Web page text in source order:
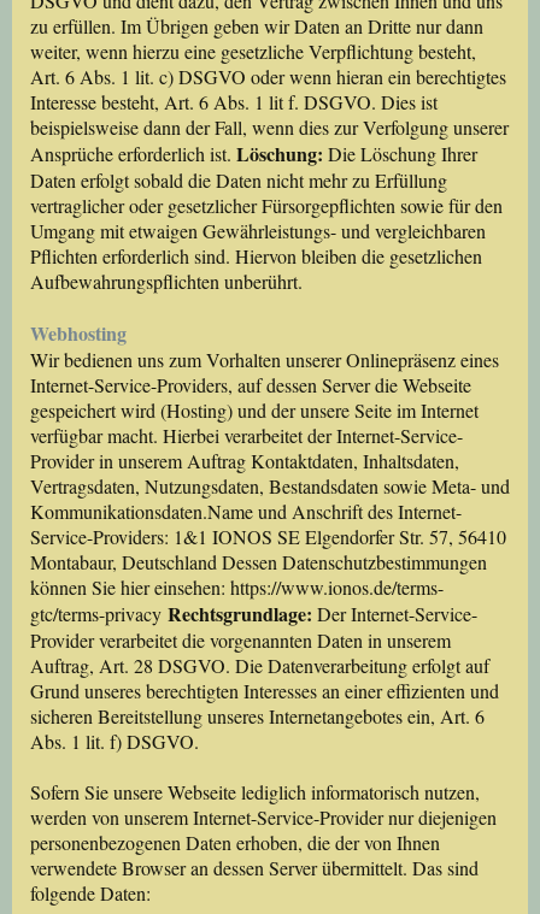
zu erfüllen. Im Übrigen geben wir Daten an Dritte nur dann
weiter, wenn hierzu eine gesetzliche Verpflichtung besteht,
Art. 6 Abs. 1 lit. c) DSGVO oder wenn hieran ein berechtigtes
Interesse besteht, Art. 6 Abs. 1 lit f. DSGVO. Dies ist
beispielsweise dann der Fall, wenn dies zur Verfolgung unserer
Ansprüche erforderlich ist. Löschung: Die Löschung Ihrer
Daten erfolgt sobald die Daten nicht mehr zu Erfüllung
vertraglicher oder gesetzlicher Fürsorgepflichten sowie für den
Umgang mit etwaigen Gewährleistungs- und vergleichbaren
Pflichten erforderlich sind. Hiervon bleiben die gesetzlichen
Aufbewahrungspflichten unberührt.
Webhosting
Wir bedienen uns zum Vorhalten unserer Onlinepräsenz eines
Internet-Service-Providers, auf dessen Server die Webseite
gespeichert wird (Hosting) und der unsere Seite im Internet
verfügbar macht. Hierbei verarbeitet der Internet-Service-
Provider in unserem Auftrag Kontaktdaten, Inhaltsdaten,
Vertragsdaten, Nutzungsdaten, Bestandsdaten sowie Meta- und
Kommunikationsdaten.Name und Anschrift des Internet-
Service-Providers: 1&1 IONOS SE Elgendorfer Str. 57, 56410
Montabaur, Deutschland Dessen Datenschutzbestimmungen
können Sie hier einsehen: https://www.ionos.de/terms-
gtc/terms-privacy Rechtsgrundlage: Der Internet-Service-
Provider verarbeitet die vorgenannten Daten in unserem
Auftrag, Art. 28 DSGVO. Die Datenverarbeitung erfolgt auf
Grund unseres berechtigten Interesses an einer effizienten und
sicheren Bereitstellung unseres Internetangebotes ein, Art. 6
Abs. 1 lit. f) DSGVO.
Sofern Sie unsere Webseite lediglich informatorisch nutzen,
werden von unserem Internet-Service-Provider nur diejenigen
personenbezogenen Daten erhoben, die der von Ihnen
verwendete Browser an dessen Server übermittelt. Das sind
folgende Daten: